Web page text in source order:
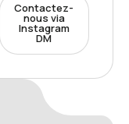
Contactez-
nous via
Instagram
DM